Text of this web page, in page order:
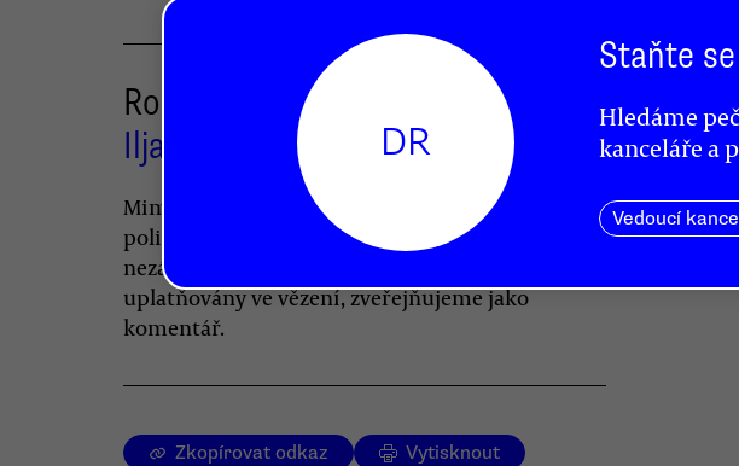
Rozbít začarovaný kruh zvůle
Ilja Jašin
Mimořádně působivou řeč ruského opozičního
politika Ilji Jašina, který podal žalobu proti
nezákonným postupům, jež jsou vůči němu
uplatňovány ve vězení, zveřejňujeme jako
komentář.
Zkopírovat odkaz Vytisknout
DR
Staňte
Hledáme
kanceláře a
Vedoucí